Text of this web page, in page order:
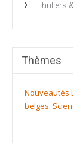
Thrillers
Thèmes
Nouveautés
belges